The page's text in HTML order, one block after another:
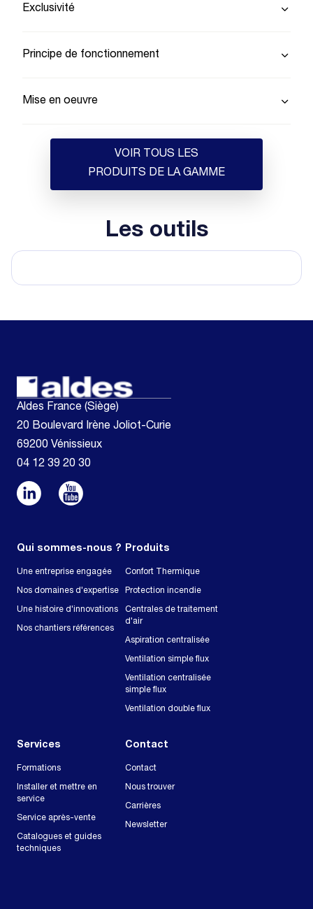
Exclusivité
Principe de fonctionnement
Mise en oeuvre
VOIR TOUS LES
PRODUITS DE LA GAMME
Les outils
Aldes France (Siège)
20 Boulevard Irène Joliot-Curie
69200 Vénissieux
04 12 39 20 30
Qui sommes-nous ?
Une entreprise engagée
Nos domaines d'expertise
Une histoire d'innovations
Nos chantiers références
Produits
Confort Thermique
Protection incendie
Centrales de traitement
d'air
Aspiration centralisée
Ventilation simple flux
Ventilation centralisée
simple flux
Ventilation double flux
Services
Formations
Installer et mettre en
service
Service après-vente
Catalogues et guides
techniques
Contact
Contact
Nous trouver
Carrières
Newsletter